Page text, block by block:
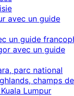
avec un guide
un guide
avec un guide
parc national
champs
Lumpur